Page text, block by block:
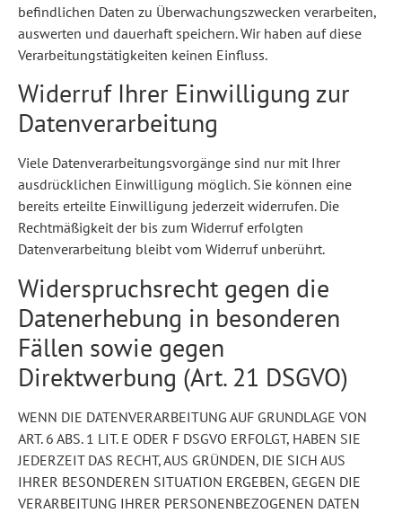
befindlichen Daten zu Überwachungszwecken verarbeiten,
auswerten und dauerhaft speichern. Wir haben auf diese
Verarbeitungstätigkeiten keinen Einfluss.
Widerruf Ihrer Einwilligung zur
Datenverarbeitung
Viele Datenverarbeitungsvorgänge sind nur mit Ihrer
ausdrücklichen Einwilligung möglich. Sie können eine
bereits erteilte Einwilligung jederzeit widerrufen. Die
Rechtmäßigkeit der bis zum Widerruf erfolgten
Datenverarbeitung bleibt vom Widerruf unberührt.
Widerspruchsrecht gegen die
Datenerhebung in besonderen
Fällen sowie gegen
Direktwerbung (Art. 21 DSGVO)
WENN DIE DATENVERARBEITUNG AUF GRUNDLAGE VON
ART. 6 ABS. 1 LIT. E ODER F DSGVO ERFOLGT, HABEN SIE
JEDERZEIT DAS RECHT, AUS GRÜNDEN, DIE SICH AUS
IHRER BESONDEREN SITUATION ERGEBEN, GEGEN DIE
VERARBEITUNG IHRER PERSONENBEZOGENEN DATEN